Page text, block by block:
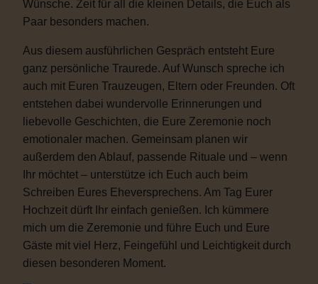
Wünsche. Zeit für all die kleinen Details, die Euch als
Paar besonders machen.
Aus diesem ausführlichen Gespräch entsteht Eure
ganz persönliche Traurede. Auf Wunsch spreche ich
auch mit Euren Trauzeugen, Eltern oder Freunden. Oft
entstehen dabei wundervolle Erinnerungen und
liebevolle Geschichten, die Eure Zeremonie noch
emotionaler machen. Gemeinsam planen wir
außerdem den Ablauf, passende Rituale und – wenn
Ihr möchtet – unterstütze ich Euch auch beim
Schreiben Eures Eheversprechens. Am Tag Eurer
Hochzeit dürft Ihr einfach genießen. Ich kümmere
mich um die Zeremonie und führe Euch und Eure
Gäste mit viel Herz, Feingefühl und Leichtigkeit durch
diesen besonderen Moment.